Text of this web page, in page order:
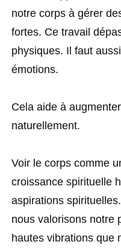
notre corps à gérer
fortes. Ce travail
physiques. Il faut
émotions.
Cela aide à
naturellement.
Voir le corps comme
croissance spirituelle
aspirations
nous valorisons notre
hautes vibrations que